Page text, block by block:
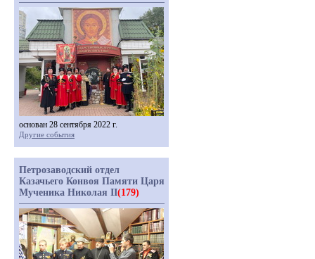
основан 28 сентября 2022 г.
Другие события
Петрозаводский отдел
Казачьего Конвоя Памяти Царя
Мученика Николая II(179)